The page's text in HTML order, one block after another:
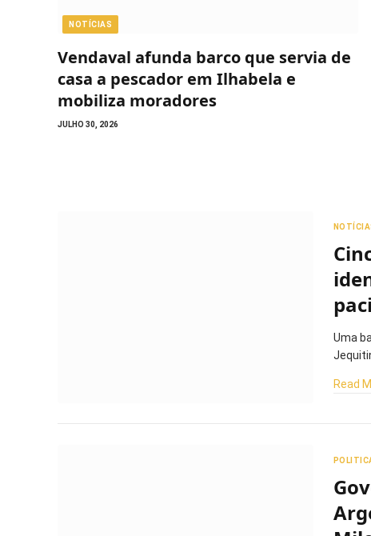
NOTÍCIAS
Vendaval afunda barco que servia de
casa a pescador em Ilhabela e
mobiliza moradores
JULHO 30, 2026
Uma
Read